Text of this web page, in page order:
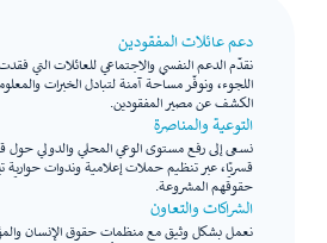
دعم عائلات المفقودين
نقدّم الدعم النفسي والاجتماعي للعائلات التي
اللجوء، ونوفّر مساحة آمنة لتبادل الخبرات
الكشف عن مصير المفقودين.
التوعية والمناصرة
نسعى إلى رفع مستوى الوعي المحلي والدولي حول
قسريًا، عبر تنظيم حملات إعلامية وندوات حوارية
حقوقهم المشروعة.
الشراكات والتعاون
نعمل بشكل وثيق مع منظمات حقوق الإنسان